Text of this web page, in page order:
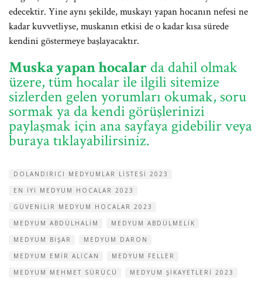
edecektir. Yine aynı şekilde, muskayı yapan hocanın nefesi ne
kadar kuvvetliyse, muskanın etkisi de o kadar kısa sürede
kendini göstermeye başlayacaktır.
Muska yapan hocalar da dahil olmak
üzere, tüm hocalar ile ilgili sitemize
sizlerden gelen yorumları okumak, soru
sormak ya da kendi görüşlerinizi
paylaşmak için ana sayfaya gidebilir veya
buraya tıklayabilirsiniz.
DOLANDIRICI MEDYUMLAR LISTESI 2023
EN IYI MEDYUM HOCALAR 2023
GÜVENILIR MEDYUM HOCALAR 2023
MEDYUM ABDÜLHALIM
MEDYUM ABDÜLMELIK
MEDYUM BIŞAR
MEDYUM DARON
MEDYUM EMIR ALICAN
MEDYUM FELLER
MEDYUM MEHMET SÜRÜCÜ
MEDYUM ŞIKAYETLERI 2023